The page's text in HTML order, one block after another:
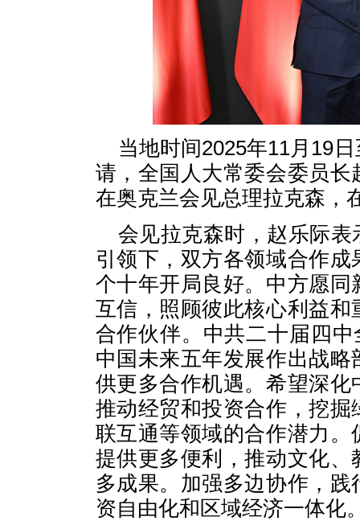
当地时间2025年11月19
请，全国人大常委会委员
在奥克兰会见总理拉克森，
会见拉克森时，赵乐际
引领下，双方各领域合作
个十年开局良好。中方愿
互信，照顾彼此核心利益
合作伙伴。中共二十届四
中国未来五年发展作出战
供更多合作机遇。希望深
推动经贸和投资合作，挖
联互通等领域的合作潜力
提供更多便利，推动文化
多成果。加强多边协作，
资自由化和区域经济一体化